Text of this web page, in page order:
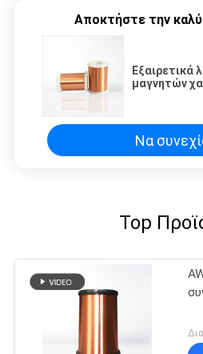
Αποκτήστε την
Εξαιρετικά
μαγνητών
Να
Top